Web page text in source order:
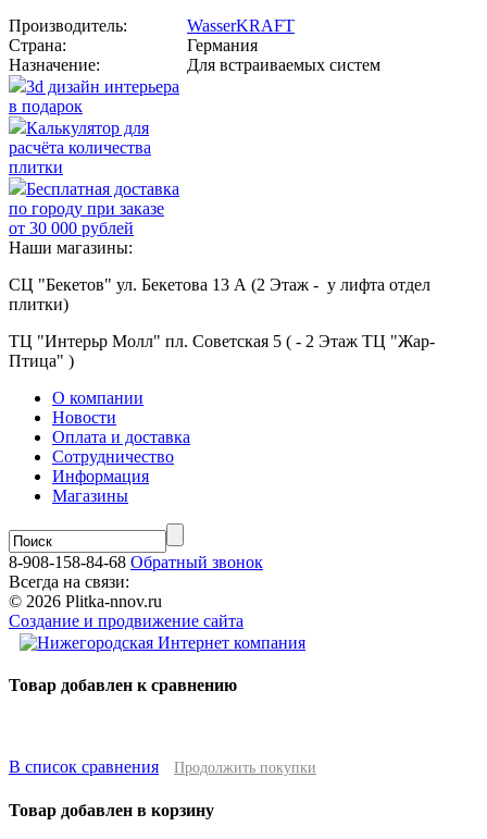
Производитель:
WasserKRAFT
Страна:
Германия
Назначение:
Для встраиваемых систем
3d дизайн интерьера
в подарок
Калькулятор для
расчёта количества
плитки
Бесплатная доставка
по городу при заказе
от 30 000 рублей
Наши магазины:
СЦ "Бекетов" ул. Бекетова 13 А (2 Этаж - у лифта отдел
плитки)
ТЦ "Интерьр Молл" пл. Советская 5 ( - 2 Этаж ТЦ "Жар-
Птица" )
О компании
Новости
Оплата и доставка
Сотрудничество
Информация
Магазины
8-908-158-84-68 Обратный звонок
Всегда на связи:
© 2026 Plitka-nnov.ru
Создание и продвижение сайта
Товар добавлен к сравнению
В список сравнения Продолжить покупки
Товар добавлен в корзину